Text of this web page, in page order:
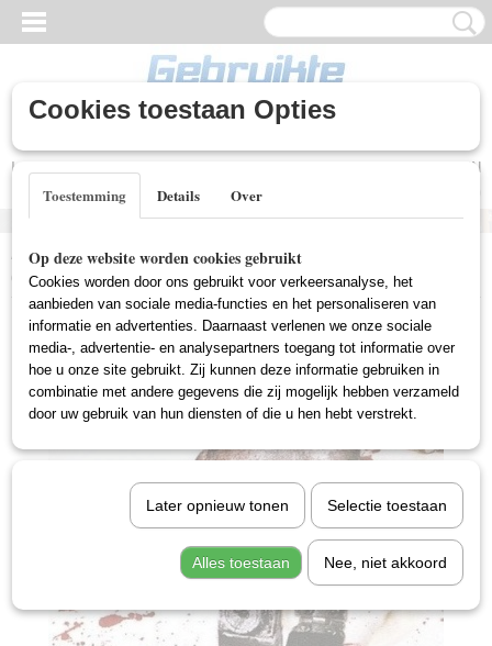
Inloggen
UW WINKELWAGEN
Home >Gebruikte DVD's>Horror DVD Gebruikt
(Gebruikt)
Cookies toestaan Opties
Toestemming Details Over
Op deze website worden cookies gebruikt
Cookies worden door ons gebruikt voor verkeersanalyse, het
aanbieden van sociale media-functies en het personaliseren van
informatie en advertenties. Daarnaast verlenen we onze sociale
media-, advertentie- en analysepartners toegang tot informatie over
hoe u onze site gebruikt. Zij kunnen deze informatie gebruiken in
combinatie met andere gegevens die zij mogelijk hebben verzameld
door uw gebruik van hun diensten of die u hen hebt verstrekt.
Later opnieuw tonen Selectie toestaan
Alles toestaan Nee, niet akkoord